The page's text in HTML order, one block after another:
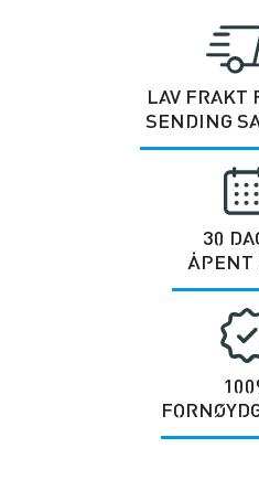
LAV FRAKT
SENDING
30
ÅPENT